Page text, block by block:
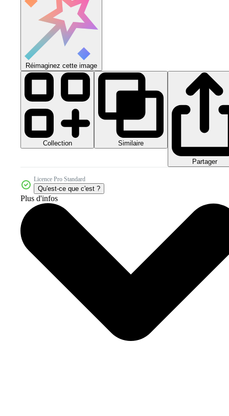
Réimaginez cette image
Collection Similaire
Partager
Licence Pro Standard
Qu'est-ce que c'est ?
Plus d'infos